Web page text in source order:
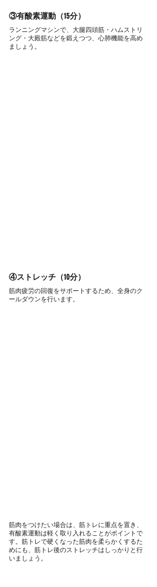
③有酸素運動（15分）
ランニングマシンで、大腿四頭筋・ハムストリ
ング・大殿筋などを鍛えつつ、心肺機能を高め
ましょう。
④ストレッチ（10分）
筋肉疲労の回復をサポートするため、全身のク
ールダウンを行います。
筋肉をつけたい場合は、筋トレに重点を置き、
有酸素運動は軽く取り入れることがポイントで
す。筋トレで硬くなった筋肉を柔らかくするた
めにも、筋トレ後のストレッチはしっかりと行
いましょう。